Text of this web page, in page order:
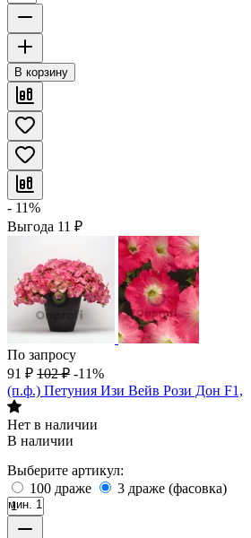
В корзину
- 11%
Выгода 11 ₽
По запросу
91 ₽ 102 ₽ -11%
(п.ф.) Петуния Изи Вейв Рози Дон F1,
Нет в наличии
В наличии
Выберите артикул:
100 драже
3 драже (фасовка)
мин. 1